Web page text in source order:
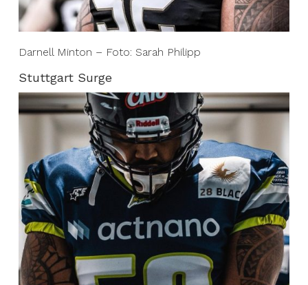
Darnell Minton – Foto: Sarah Philipp
Stuttgart Surge